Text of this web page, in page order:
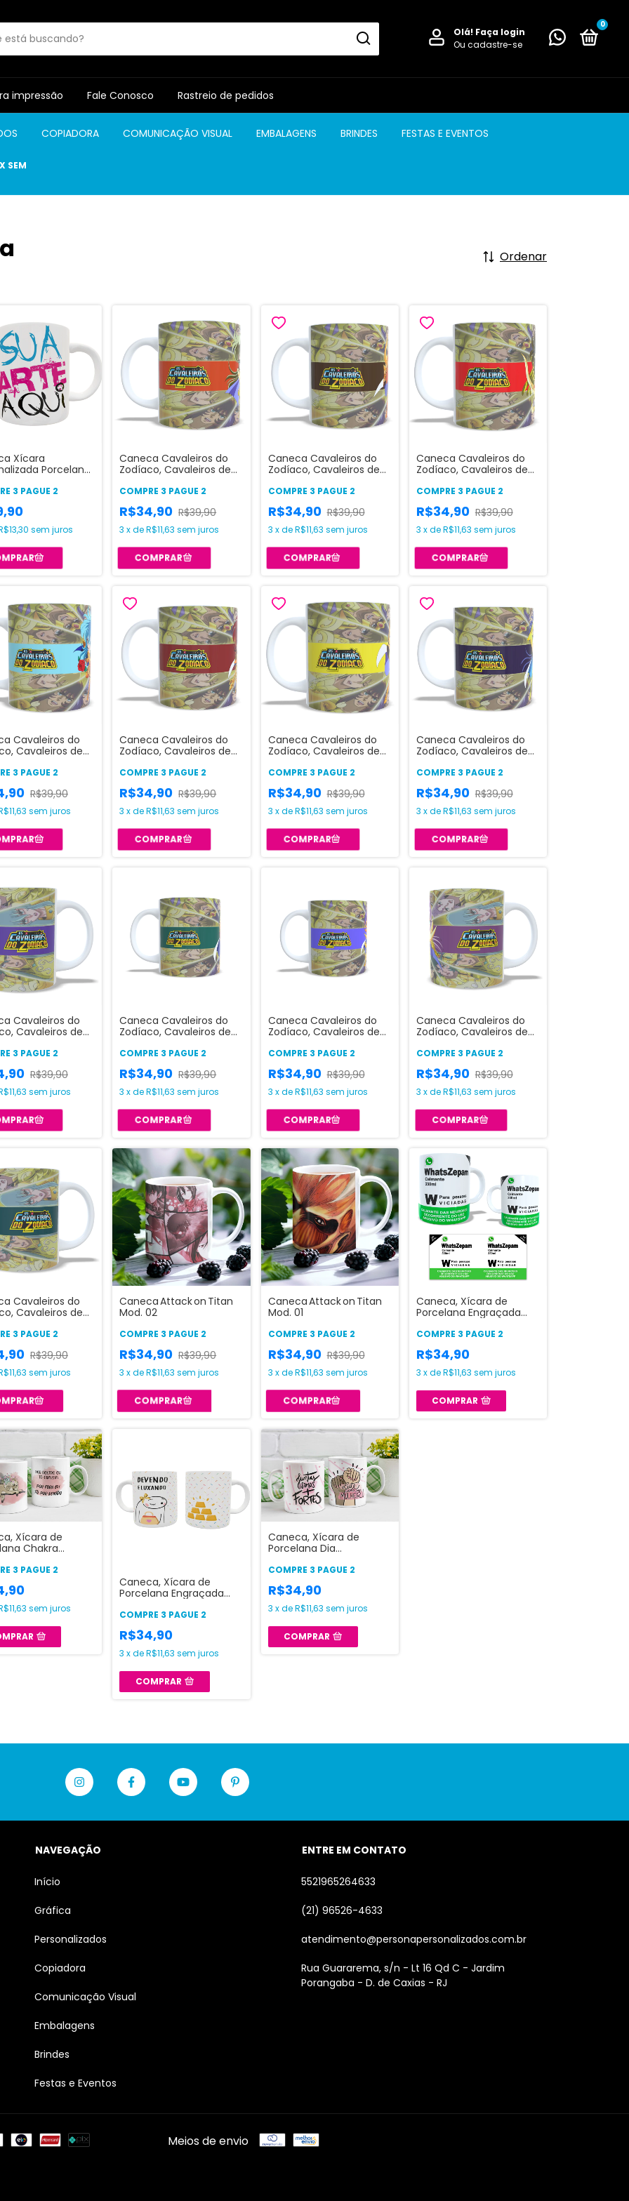
Olá! Faça login
Ou cadastre-se
0
impressão Fale Conosco Rastreio de pedidos
COPIADORA COMUNICAÇÃO VISUAL EMBALAGENS BRINDES FESTAS E EVENTOS
SEM
Ordenar
Xícara
Porcelana
3 PAGUE 2
sem juros
Caneca Cavaleiros do
Zodíaco, Cavaleiros de
COMPRE 3 PAGUE 2
R$34,90 R$39,90
3 xdeR$11,63 sem juros
Caneca Cavaleiros do
Zodíaco, Cavaleiros de
COMPRE 3 PAGUE 2
R$34,90 R$39,90
3 xdeR$11,63 sem juros
Caneca Cavaleiros do
Zodíaco, Cavaleiros de
COMPRE 3 PAGUE 2
R$34,90 R$39,90
3 xdeR$11,63 sem juros
Cavaleiros do
Cavaleiros de
3 PAGUE 2
R$39,90
sem juros
Caneca Cavaleiros do
Zodíaco, Cavaleiros de
COMPRE 3 PAGUE 2
R$34,90 R$39,90
3 xdeR$11,63 sem juros
Caneca Cavaleiros do
Zodíaco, Cavaleiros de
COMPRE 3 PAGUE 2
R$34,90 R$39,90
3 xdeR$11,63 sem juros
Caneca Cavaleiros do
Zodíaco, Cavaleiros de
COMPRE 3 PAGUE 2
R$34,90 R$39,90
3 xdeR$11,63 sem juros
Cavaleiros do
Cavaleiros de
3 PAGUE 2
R$39,90
sem juros
Caneca Cavaleiros do
Zodíaco, Cavaleiros de
COMPRE 3 PAGUE 2
R$34,90 R$39,90
3 xdeR$11,63 sem juros
Caneca Cavaleiros do
Zodíaco, Cavaleiros de
COMPRE 3 PAGUE 2
R$34,90 R$39,90
3 xdeR$11,63 sem juros
Caneca Cavaleiros do
Zodíaco, Cavaleiros de
COMPRE 3 PAGUE 2
R$34,90 R$39,90
3 xdeR$11,63 sem juros
Cavaleiros do
Cavaleiros de
3 PAGUE 2
R$39,90
sem juros
Caneca Attack on Titan
Mod. 02
COMPRE 3 PAGUE 2
R$34,90 R$39,90
3 xdeR$11,63 sem juros
Caneca Attack on Titan
Mod. 01
COMPRE 3 PAGUE 2
R$34,90 R$39,90
3 xdeR$11,63 sem juros
Caneca, Xícara de
Porcelana Engraçada
COMPRE 3 PAGUE 2
R$34,90
3 xdeR$11,63 sem juros
COMPRAR
Xícara de
Chakra
3 PAGUE 2
sem juros
Caneca, Xícara de
Porcelana Engraçada
COMPRE 3 PAGUE 2
R$34,90
3 xdeR$11,63 sem juros
COMPRAR
Caneca, Xícara de
Porcelana Dia
COMPRE 3 PAGUE 2
R$34,90
3 xdeR$11,63 sem juros
COMPRAR
NAVEGAÇÃO
Início
Gráfica
Personalizados
Copiadora
Comunicação Visual
Embalagens
Brindes
Festas e Eventos
ENTRE EM CONTATO
5521965264633
(21) 96526-4633
atendimento@personapersonalizados.com.br
Rua Guararema, s/n - Lt 16 Qd C - Jardim
Porangaba - D. de Caxias - RJ
Meios de envio